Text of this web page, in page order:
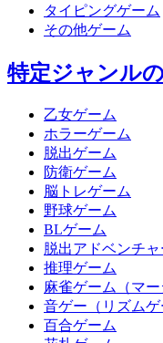
タイピングゲーム
その他ゲーム
特定ジャンル
乙女ゲーム
ホラーゲーム
脱出ゲーム
防衛ゲーム
脳トレゲーム
野球ゲーム
BLゲーム
脱出アドベンチャ
推理ゲーム
麻雀ゲーム（マー
音ゲー（リズムゲ
百合ゲーム